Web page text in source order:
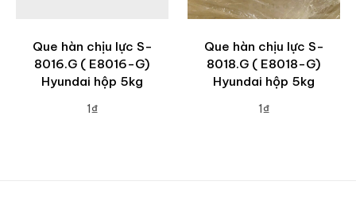
Que hàn chịu lực S-
8016.G ( E8016-G)
Hyundai hộp 5kg
1₫
Que hàn chịu lực S-
8018.G ( E8018-G)
Hyundai hộp 5kg
1₫